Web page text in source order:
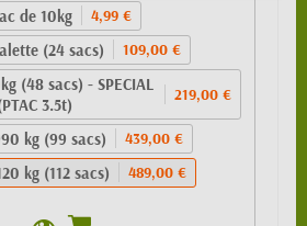
de 10kg 4,99 €
(24 sacs) 109,00 €
(48 sacs) - SPECIAL
3.5t)
219,00 €
kg (99 sacs) 439,00 €
kg (112 sacs) 489,00 €